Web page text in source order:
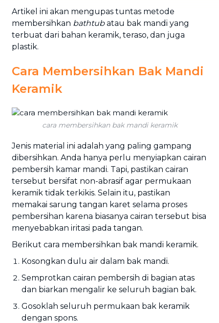
Artikel ini akan mengupas tuntas metode
membersihkan bathtubatau bak mandi yang
terbuat dari bahan keramik, teraso, dan juga
plastik.
Cara Membersihkan Bak Mandi
Keramik
cara membersihkan bak mandi keramik
Jenis material ini adalah yang paling gampang
dibersihkan. Anda hanya perlu menyiapkan cairan
pembersih kamar mandi. Tapi, pastikan cairan
tersebut bersifat non-abrasif agar permukaan
keramik tidak terkikis. Selain itu, pastikan
memakai sarung tangan karet selama proses
pembersihan karena biasanya cairan tersebut bisa
menyebabkan iritasi pada tangan.
Berikut cara membersihkan bak mandi keramik.
Kosongkan dulu air dalam bak mandi.
Semprotkan cairan pembersih di bagian atas
dan biarkan mengalir ke seluruh bagian bak.
Gosoklah seluruh permukaan bak keramik
dengan spons.